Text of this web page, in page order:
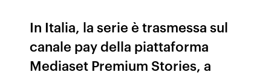
In Italia, la serie è trasmessa sul
canale pay della piattaforma
Mediaset Premium Stories, a